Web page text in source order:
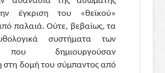
έγκριση του «θεϊκού»
παλαιά. Ούτε, βεβαίως, τα
συστήματα των
που δημιουργούσαν
στη δομή του σύμπαντος από